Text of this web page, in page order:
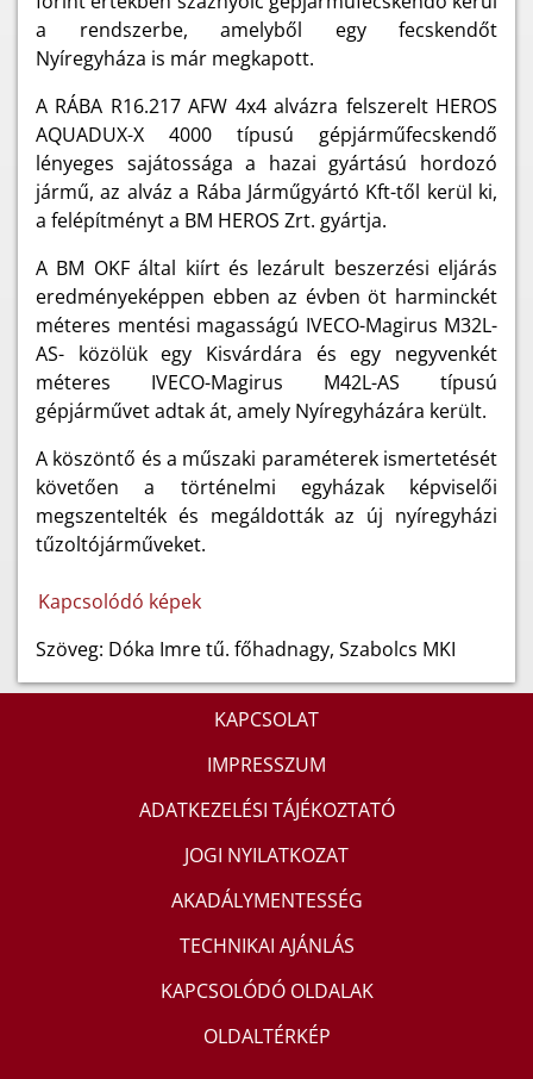
a rendszerbe, amelyből egy fecskendőt
Nyíregyháza is már megkapott.
A RÁBA R16.217 AFW 4x4 alvázra felszerelt HEROS
AQUADUX-X 4000 típusú gépjárműfecskendő
lényeges sajátossága a hazai gyártású hordozó
jármű, az alváz a Rába Járműgyártó Kft-től kerül ki,
a felépítményt a BM HEROS Zrt. gyártja.
A BM OKF által kiírt és lezárult beszerzési eljárás
eredményeképpen ebben az évben öt harminckét
méteres mentési magasságú IVECO-Magirus M32L-
AS- közölük egy Kisvárdára és egy negyvenkét
méteres IVECO-Magirus M42L-AS típusú
gépjárművet adtak át, amely Nyíregyházára került.
A köszöntő és a műszaki paraméterek ismertetését
követően a történelmi egyházak képviselői
megszentelték és megáldották az új nyíregyházi
tűzoltójárműveket.
Kapcsolódó képek
Szöveg: Dóka Imre tű. főhadnagy, Szabolcs MKI
KAPCSOLAT
IMPRESSZUM
ADATKEZELÉSI TÁJÉKOZTATÓ
JOGI NYILATKOZAT
AKADÁLYMENTESSÉG
TECHNIKAI AJÁNLÁS
KAPCSOLÓDÓ OLDALAK
OLDALTÉRKÉP